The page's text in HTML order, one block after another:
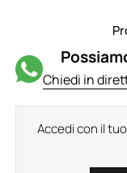
Chiedi in
Accedi con il